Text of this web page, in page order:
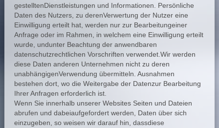
gestelltenDienstleistungen und Informationen. Persönliche
Daten des Nutzers, zu derenVerwertung der Nutzer eine
Einwilligung erteilt hat, werden nur zur Bearbeitungeiner
Anfrage oder im Rahmen, in welchem eine Einwilligung erteilt
wurde, undunter Beachtung der anwendbaren
datenschutzrechtlichen Vorschriften verwendet.Wir werden
diese Daten anderen Unternehmen nicht zu deren
unabhängigenVerwendung übermitteln. Ausnahmen
bestehen dort, wo die Weitergabe der Datenzur Bearbeitung
Ihrer Anfragen erforderlich ist.
Wenn Sie innerhalb unserer Websites Seiten und Dateien
abrufen und dabeiaufgefordert werden, Daten über sich
einzugeben, so weisen wir darauf hin, dassdiese